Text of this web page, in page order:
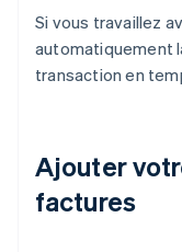
Si vous travaillez
automatiquement
transaction en
Ajouter
factures